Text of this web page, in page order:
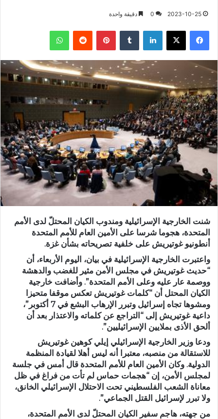
2023-10-25
0 دقيقة واحدة
فيسبوك X لينكدإن بينتيريست واتساب
شنت الخارجية الإسرائيلية ومندوب الكيان المحتلّ لدى الأمم
المتحدة، هجوما شرسا على الأمين العام للأمم المتحدة
أنطونيو غوتيريش على خلفية تصريحاته بشأن غزة.
واعتبرت الخارجية الإسرائيلية في بيان، اليوم الأربعاء، أن
“حديث غوتيريش في مجلس الأمن مثير للغضب والدهشة
ووصمة عار عليه وعلى الأمم المتحدة”. وأضافت خارجية
الكيان المحتل أن “كلمات غوتيريش تعكس موقفا متحيزا
ومشوها تجاه إسرائيل وتبرر الإرهاب البشع في 7 أكتوبر”،
داعية غوتيريش إلى “التراجع عن كلماته والاعتذار بعد أن
ألحق الأذى بملايين الإسرائيليين”.
ودعا وزير الخارجية الإسرائيلي إيلي كوهين غوتيريش
للاستقالة من منصبه، معتبرا أنه ليس أهلا لقيادة المنظمة
الدولية. وكان الأمين العام للأمم المتحدة قال أمس في جلسة
لمجلس الأمن، إن “هجمات حماس لم تأت من فراغ في ظل
معاناة الشعب الفلسطيني تحت الاحتلال الإسرائيلي الخانق،
ولا تبرر لإسرائيل القتل الجماعي”.
من جهته، هاجم سفير الكيان المحتلّ لدى الأمم المتحدة،